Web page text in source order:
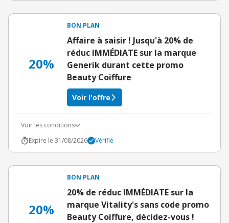
20%
BON PLAN
Affaire à saisir ! Jusqu'à 20% de
réduc IMMÉDIATE sur la marque
Generik durant cette promo
Beauty Coiffure
Voir l'offre
Voir les conditions
Expire le 31/08/2026
Vérifié
20%
BON PLAN
20% de réduc IMMÉDIATE sur la
marque Vitality's sans code promo
Beauty Coiffure, décidez-vous !